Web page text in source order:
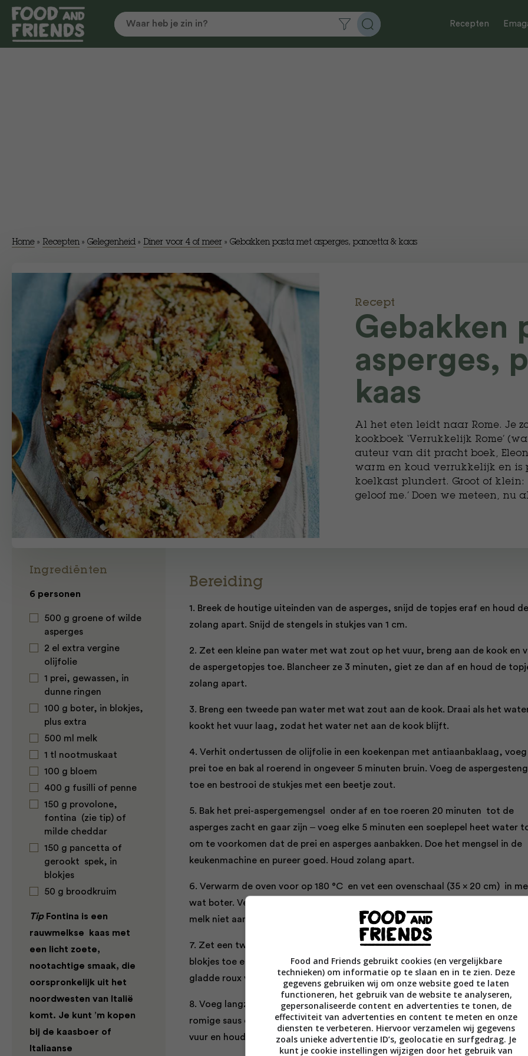
Recepten
Home » Recepten » Gelegenheid » Diner voor 4 of meer » Gebakken pasta met asperges, pancetta & kaas
Recept
Gebakken
asperges,
kaas
Al het eten leidt naar Rome. Je
kookboek ‘Verrukkelijk Rome’
auteur van dit pracht boek,
warm en koud verrukkelijk en is
koelkast plundert. Groot of
geloof me.’ Doen we meteen, nu
Ingrediënten
6 personen
500 g groene of wilde
asperges
2 el extra vergine
olijfolie
1 prei, gewassen, in
dunne ringen
100 g boter, in blokjes,
plus extra
500 ml melk
1 tl nootmuskaat
100 g bloem
400 g fusilli of penne
150 g provolone,
fontina (zie tip) of
milde cheddar
150 g pancetta of
gerookt spek, in
blokjes
50 g broodkruim
Tip Fontina is een
rauwmelkse kaas met
een licht zoete,
nootachtige smaak, die
oorspronkelijk uit het
noordwesten van Italië
komt. Je kunt ’m kopen
bij de kaasboer of
Italiaanse
Bereiding
1. Breek de houtige uiteinden van de asperges, snijd de topjes eraf en houd
zolang apart. Snijd de stengels in stukjes van 1 cm.
2. Zet een kleine pan water met wat zout op het vuur, breng aan de kook en
de aspergetopjes toe. Blancheer ze 3 minuten, giet ze dan af en houd de
zolang apart.
3. Breng een tweede pan water met wat zout aan de kook. Draai als het
kookt het vuur laag, zodat het water net aan de kook blijft.
4. Verhit ondertussen de olijfolie in een koekenpan met antiaanbaklaag,
prei toe en bak al roerend in ongeveer 5 minuten bruin. Voeg de
toe en bestrooi de stukjes met een beetje zout.
5. Bak het prei-aspergemengsel onder af en toe roeren 20 minuten tot de
asperges zacht en gaar zijn ‒ voeg elke 5 minuten een soeplepel heet water
om te voorkomen dat de prei en asperges aanbakken. Doe het mengsel in de
keukenmachine en pureer goed. Houd zolang apart.
6. Verwarm de oven voor op 180 °C en vet een ovenschaal (35 x 20 cm) in
wat boter. Verhit de melk op laag vuur in een kleine pan ‒ zorg ervoor dat de
melk niet aan de kook raakt.
7. Zet een tweede kleine pan op laag tot middelhoog vuur, voeg de boter-
blokjes toe en laat smelten. Voeg dan de nootmuskaat en bloem toe, roer er
gladde roux van en breng op smaak met wat zout.
8. Voeg langzaam en al roerend de warme melk toe, zodat er een gladde en
romige saus ontstaat. Breng dan zachtjes aan de kook, neem de pan van het
vuur en houd zolang apart.
Food and Friends gebruikt cookies (en vergelijkbare
technieken) om informatie op te slaan en in te zien. Deze
gegevens gebruiken wij om onze website goed te laten
functioneren, het gebruik van de website te analyseren,
gepersonaliseerde content en advertenties te tonen, de
effectiviteit van advertenties en content te meten en onze
diensten te verbeteren. Hiervoor verzamelen wij gegevens
zoals unieke advertentie ID’s, geolocatie en surfgedrag. Je
kunt je cookie instellingen wijzigen door het gebruik van